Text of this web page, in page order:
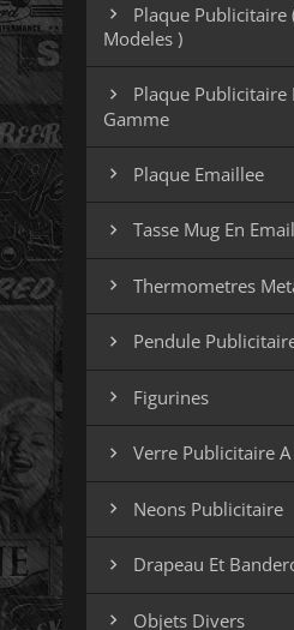

Plaque Publicitaire
Modeles )

Plaque Publicitaire
Gamme
 Plaque Emaillee
 Tasse Mug En Email
 Thermometres
 Pendule
 Figurines
 Verre Publicitaire
 Neons Publicitaire
 Drapeau Et
 Objets Divers